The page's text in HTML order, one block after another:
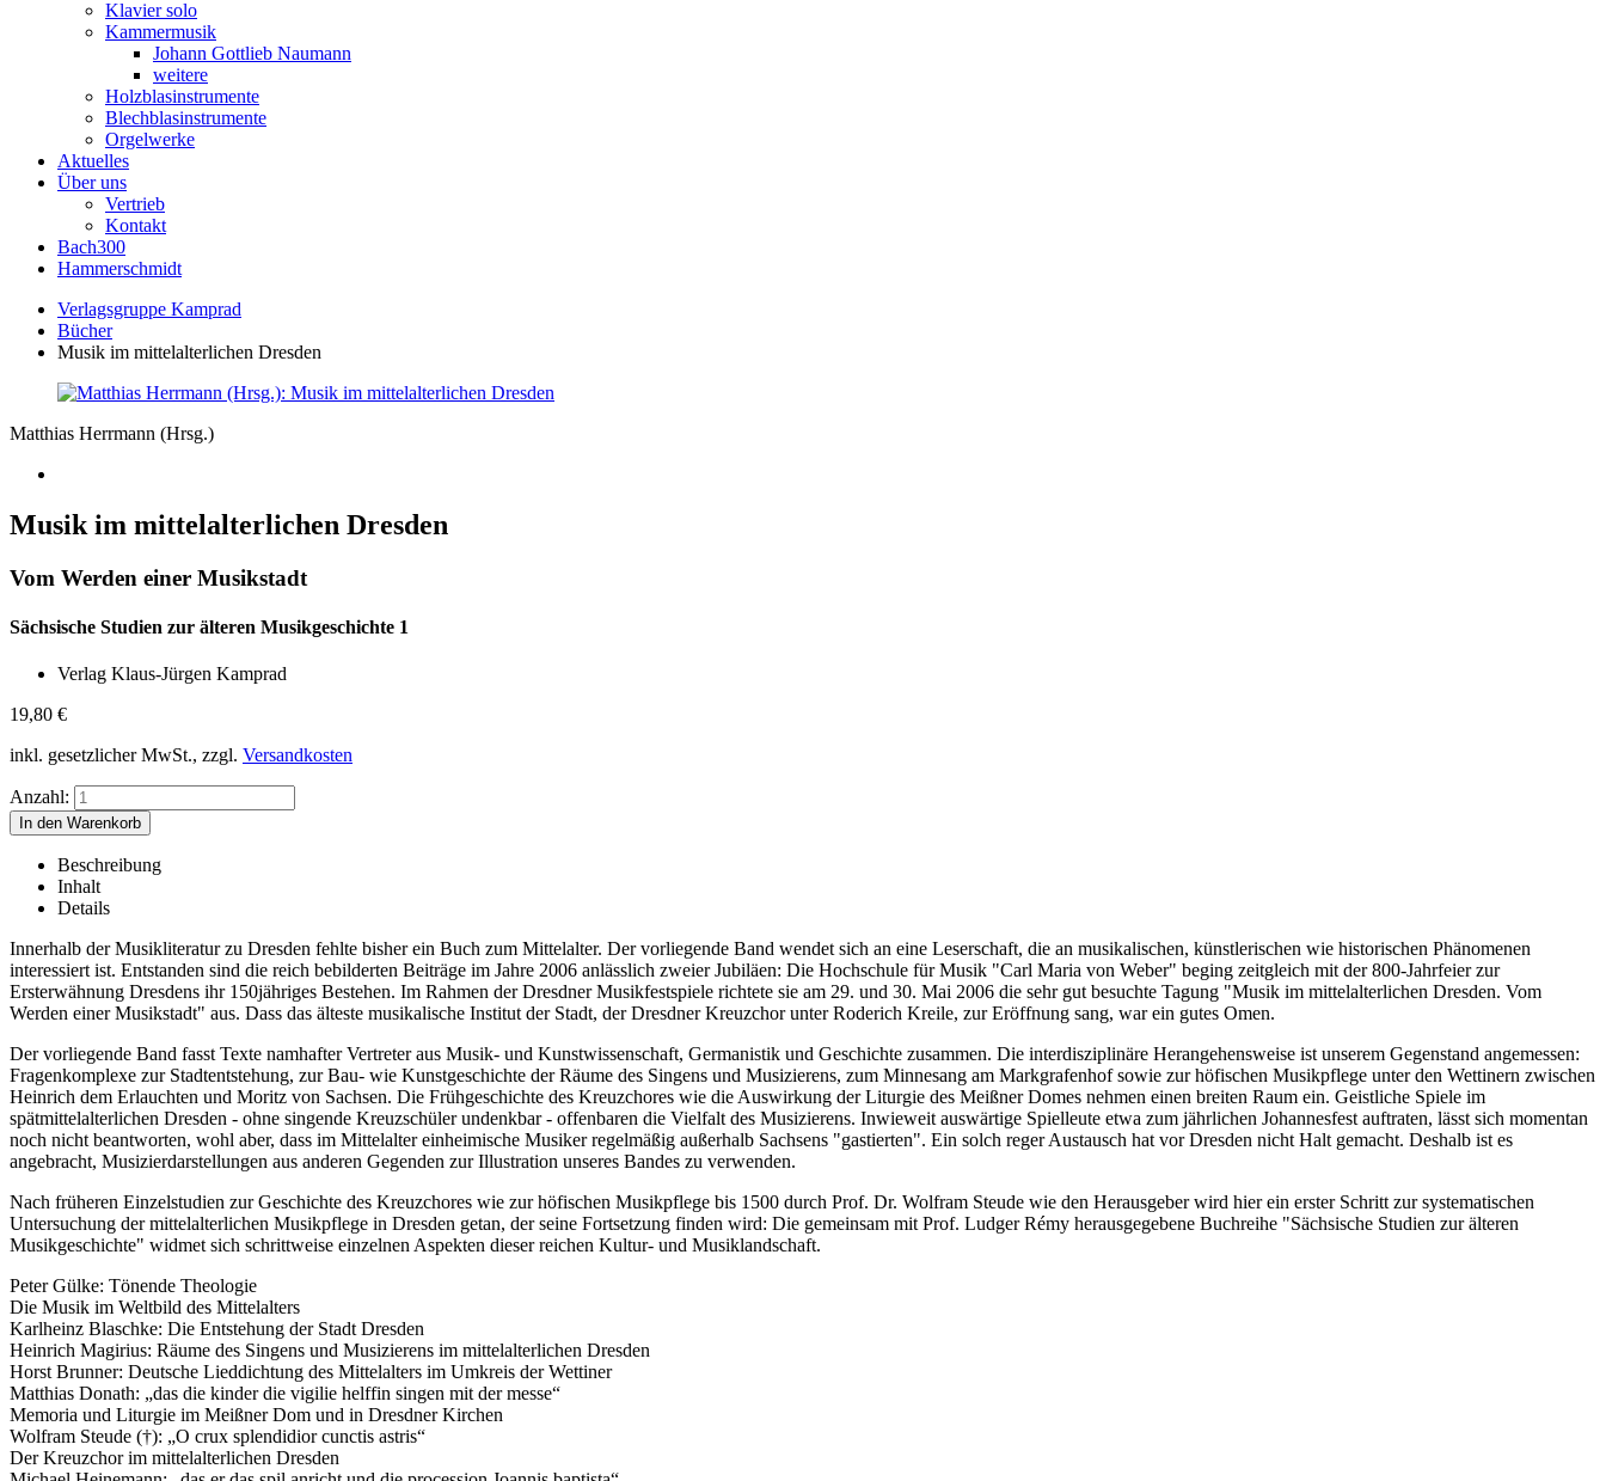
Klavier solo
Kammermusik
Johann Gottlieb Naumann
weitere
Holzblasinstrumente
Blechblasinstrumente
Orgelwerke
Aktuelles
Über uns
Vertrieb
Kontakt
Bach300
Hammerschmidt
Verlagsgruppe Kamprad
Bücher
Musik im mittelalterlichen Dresden
Matthias Herrmann (Hrsg.)
Musik im mittelalterlichen Dresden
Vom Werden einer Musikstadt
Sächsische Studien zur älteren Musikgeschichte 1
Verlag Klaus-Jürgen Kamprad
19,80 €
inkl. gesetzlicher MwSt., zzgl. Versandkosten
Anzahl:
Beschreibung
Inhalt
Details
Innerhalb der Musikliteratur zu Dresden fehlte bisher ein Buch zum Mittelalter. Der vorliegende Band wendet sich an eine Leserschaft, die an musikalischen, künstlerischen wie historischen Phänomenen
interessiert ist. Entstanden sind die reich bebilderten Beiträge im Jahre 2006 anlässlich zweier Jubiläen: Die Hochschule für Musik "Carl Maria von Weber" beging zeitgleich mit der 800-Jahrfeier zur
Ersterwähnung Dresdens ihr 150jähriges Bestehen. Im Rahmen der Dresdner Musikfestspiele richtete sie am 29. und 30. Mai 2006 die sehr gut besuchte Tagung "Musik im mittelalterlichen Dresden. Vom
Werden einer Musikstadt" aus. Dass das älteste musikalische Institut der Stadt, der Dresdner Kreuzchor unter Roderich Kreile, zur Eröffnung sang, war ein gutes Omen.
Der vorliegende Band fasst Texte namhafter Vertreter aus Musik- und Kunstwissenschaft, Germanistik und Geschichte zusammen. Die interdisziplinäre Herangehensweise ist unserem Gegenstand angemessen:
Fragenkomplexe zur Stadtentstehung, zur Bau- wie Kunstgeschichte der Räume des Singens und Musizierens, zum Minnesang am Markgrafenhof sowie zur höfischen Musikpflege unter den Wettinern zwischen
Heinrich dem Erlauchten und Moritz von Sachsen. Die Frühgeschichte des Kreuzchores wie die Auswirkung der Liturgie des Meißner Domes nehmen einen breiten Raum ein. Geistliche Spiele im
spätmittelalterlichen Dresden - ohne singende Kreuzschüler undenkbar - offenbaren die Vielfalt des Musizierens. Inwieweit auswärtige Spielleute etwa zum jährlichen Johannesfest auftraten, lässt sich momentan
noch nicht beantworten, wohl aber, dass im Mittelalter einheimische Musiker regelmäßig außerhalb Sachsens "gastierten". Ein solch reger Austausch hat vor Dresden nicht Halt gemacht. Deshalb ist es
angebracht, Musizierdarstellungen aus anderen Gegenden zur Illustration unseres Bandes zu verwenden.
Nach früheren Einzelstudien zur Geschichte des Kreuzchores wie zur höfischen Musikpflege bis 1500 durch Prof. Dr. Wolfram Steude wie den Herausgeber wird hier ein erster Schritt zur systematischen
Untersuchung der mittelalterlichen Musikpflege in Dresden getan, der seine Fortsetzung finden wird: Die gemeinsam mit Prof. Ludger Rémy herausgegebene Buchreihe "Sächsische Studien zur älteren
Musikgeschichte" widmet sich schrittweise einzelnen Aspekten dieser reichen Kultur- und Musiklandschaft.
Peter Gülke: Tönende Theologie
Die Musik im Weltbild des Mittelalters
Karlheinz Blaschke: Die Entstehung der Stadt Dresden
Heinrich Magirius: Räume des Singens und Musizierens im mittelalterlichen Dresden
Horst Brunner: Deutsche Lieddichtung des Mittelalters im Umkreis der Wettiner
Matthias Donath: „das die kinder die vigilie helffin singen mit der messe“
Memoria und Liturgie im Meißner Dom und in Dresdner Kirchen
Wolfram Steude (†): „O crux splendidior cunctis astris“
Der Kreuzchor im mittelalterlichen Dresden